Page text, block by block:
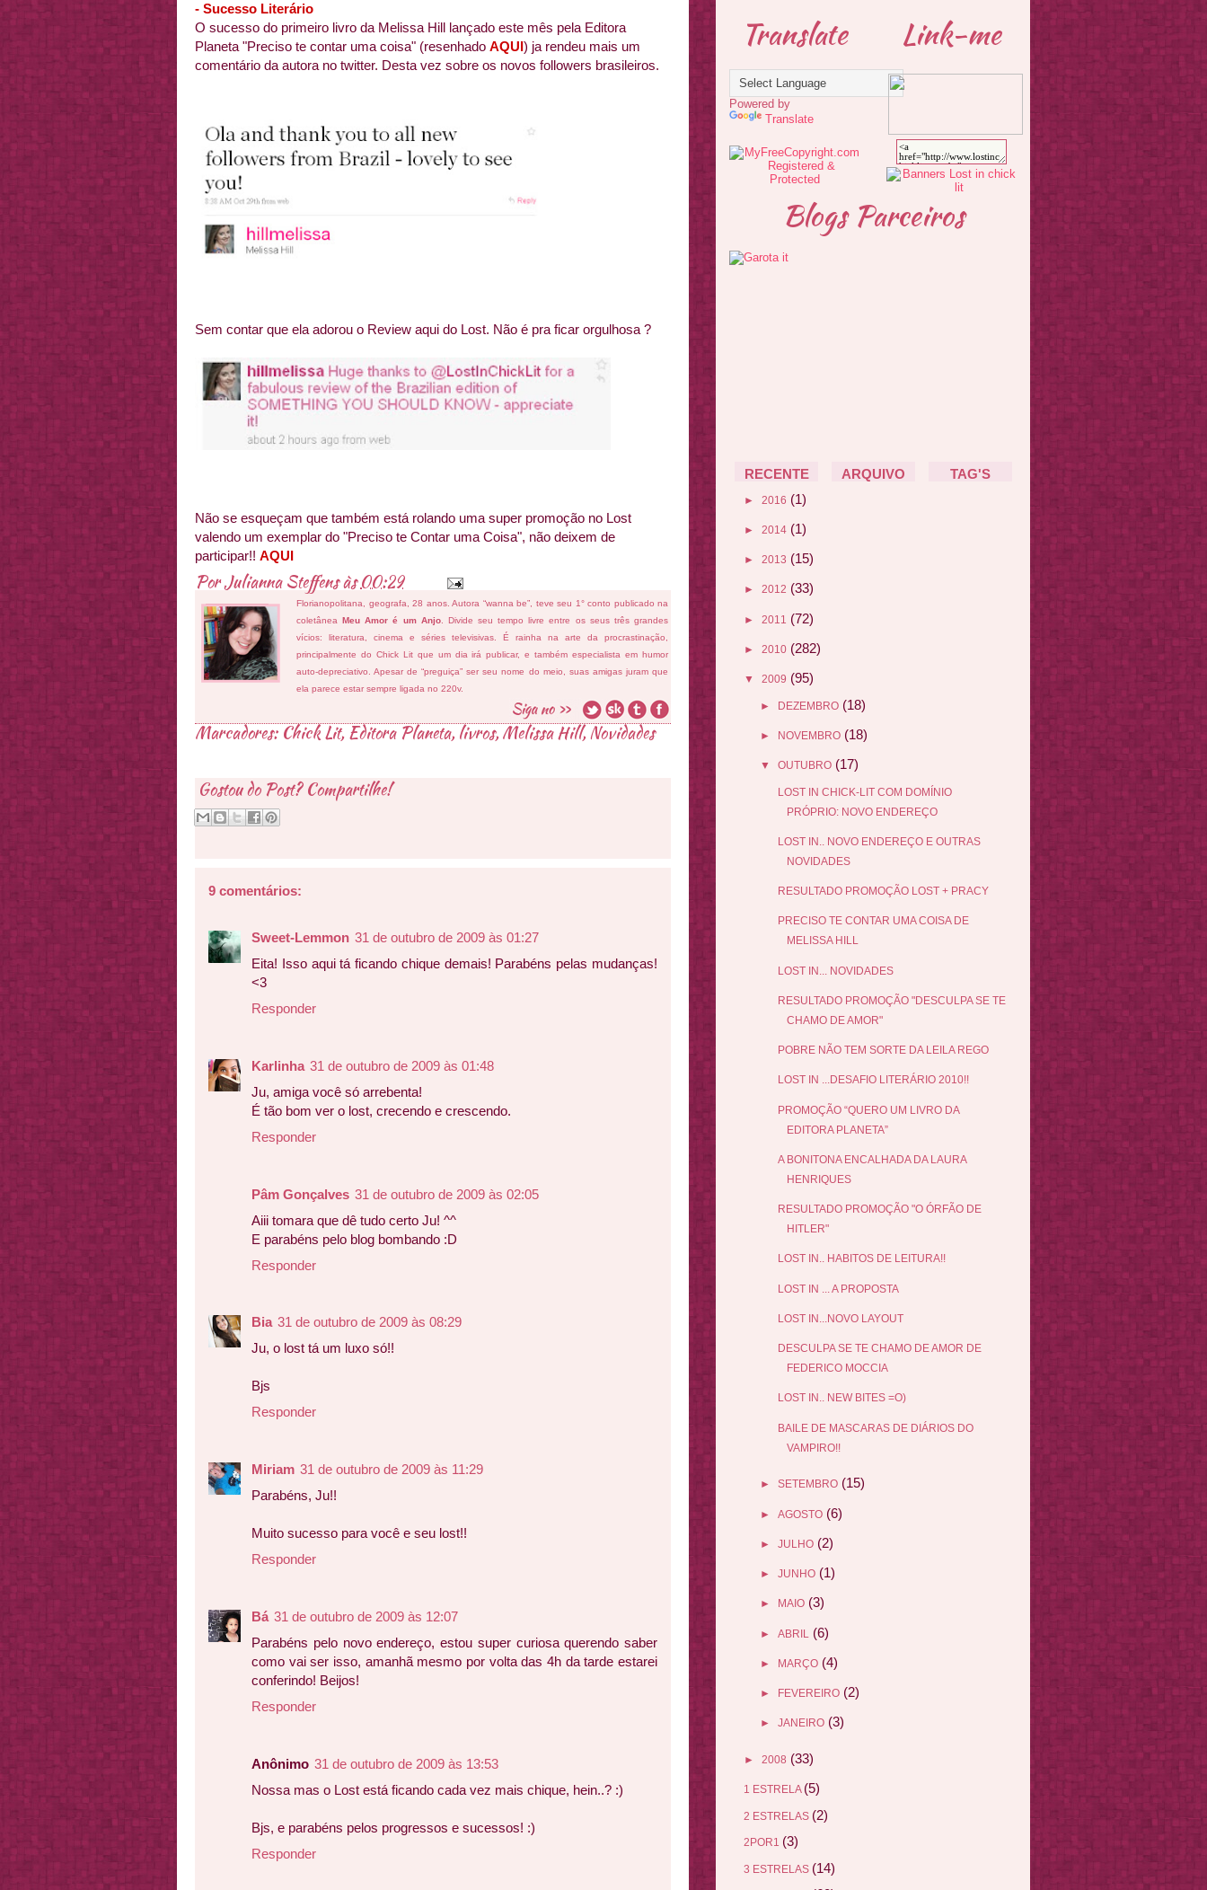
- Sucesso Literário
O sucesso do primeiro livro da Melissa Hill lançado este mês pela Editora
Planeta "Preciso te contar uma coisa" (resenhado AQUI) ja rendeu mais um
comentário da autora no twitter. Desta vez sobre os novos followers brasileiros.
Sem contar que ela adorou o Review aqui do Lost. Não é pra ficar orgulhosa ?
Não se esqueçam que também está rolando uma super promoção no Lost
valendo um exemplar do "Preciso te Contar uma Coisa", não deixem de
participar!! AQUI
PorJulianna Steffensàs00:29
Florianopolitana, geografa, 28 anos. Autora “wanna be”, teve seu 1° conto publicado na
coletâneaMeu Amor é um Anjo. Divide seu tempo livre entre os seus três grandes
vícios: literatura, cinema e séries televisivas. É rainha na arte da procrastinação,
principalmente do Chick Lit que um dia irá publicar, e também especialista em humor
auto-depreciativo. Apesar de “preguiça” ser seu nome do meio, suas amigas juram que
ela parece estar sempre ligada no 220v.
Marcadores: Chick Lit,Editora Planeta,livros,Melissa Hill,Novidades
Gostou do Post? Compartilhe!
9 comentários:
Sweet-Lemmon 31 de outubro de 2009 às 01:27
Eita! Isso aqui tá ficando chique demais! Parabéns pelas mudanças!
<3
Responder
Karlinha 31 de outubro de 2009 às 01:48
Ju, amiga você só arrebenta!
É tão bom ver o lost, crecendo e crescendo.
Responder
Pâm Gonçalves 31 de outubro de 2009 às 02:05
Aiii tomara que dê tudo certo Ju! ^^
E parabéns pelo blog bombando :D
Responder
Bia 31 de outubro de 2009 às 08:29
Ju, o lost tá um luxo só!!
Bjs
Responder
Miriam 31 de outubro de 2009 às 11:29
Parabéns, Ju!!
Muito sucesso para você e seu lost!!
Responder
Bá 31 de outubro de 2009 às 12:07
Parabéns pelo novo endereço, estou super curiosa querendo saber
como vai ser isso, amanhã mesmo por volta das 4h da tarde estarei
conferindo! Beijos!
Responder
Anônimo 31 de outubro de 2009 às 13:53
Nossa mas o Lost está ficando cada vez mais chique, hein..? :)
Bjs, e parabéns pelos progressos e sucessos! :)
Responder
Translate
Powered by
Translate
Link-me
Blogs Parceiros
RECENTE ARQUIVO TAG'S
► 2016 (1)
► 2014 (1)
► 2013 (15)
► 2012 (33)
► 2011 (72)
► 2010 (282)
▼ 2009 (95)
► DEZEMBRO (18)
► NOVEMBRO (18)
▼ OUTUBRO (17)
LOST IN CHICK-LIT COM DOMÍNIO
PRÓPRIO: NOVO ENDEREÇO
LOST IN.. NOVO ENDEREÇO E OUTRAS
NOVIDADES
RESULTADO PROMOÇÃO LOST + PRACY
PRECISO TE CONTAR UMA COISA DE
MELISSA HILL
LOST IN... NOVIDADES
RESULTADO PROMOÇÃO "DESCULPA SE TE
CHAMO DE AMOR"
POBRE NÃO TEM SORTE DA LEILA REGO
LOST IN ...DESAFIO LITERÁRIO 2010!!
PROMOÇÃO “QUERO UM LIVRO DA
EDITORA PLANETA”
A BONITONA ENCALHADA DA LAURA
HENRIQUES
RESULTADO PROMOÇÃO "O ÓRFÃO DE
HITLER"
LOST IN.. HABITOS DE LEITURA!!
LOST IN ... A PROPOSTA
LOST IN...NOVO LAYOUT
DESCULPA SE TE CHAMO DE AMOR DE
FEDERICO MOCCIA
LOST IN.. NEW BITES =O)
BAILE DE MASCARAS DE DIÁRIOS DO
VAMPIRO!!
► SETEMBRO (15)
► AGOSTO (6)
► JULHO (2)
► JUNHO (1)
► MAIO (3)
► ABRIL (6)
► MARÇO (4)
► FEVEREIRO (2)
► JANEIRO (3)
► 2008 (33)
1 ESTRELA (5)
2 ESTRELAS (2)
2POR1 (3)
3 ESTRELAS (14)